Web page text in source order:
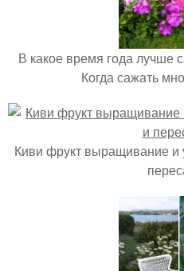
В какое время года лучше
Когда сажать
Киви фрукт выращивание и